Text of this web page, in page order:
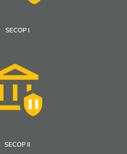
SECOP I
SECOP II